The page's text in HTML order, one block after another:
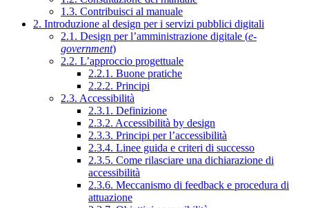
1.3. Contribuisci al manuale
2. Introduzione al design per i servizi pubblici digitali
2.1. Design per l’amministrazione digitale (e-
government)
2.2. L’approccio progettuale
2.2.1. Buone pratiche
2.2.2. Principi
2.3. Accessibilità
2.3.1. Definizione
2.3.2. Accessibilità by design
2.3.3. Principi per l’accessibilità
2.3.4. Linee guida e criteri di successo
2.3.5. Come rilasciare una dichiarazione di
accessibilità
2.3.6. Meccanismo di feedback e procedura di
attuazione